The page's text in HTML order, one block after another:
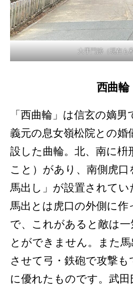
大手門跡（現在も
西曲輪
「西曲輪」は信玄の嫡男
義元の息女嶺松院との婚
設した曲輪。北、南に枡
こと）があり、南側虎
馬出し」が設置されてい
馬出とは虎口の外側に作
で、これがあると敵は一
とができません。また
させて弓・鉄砲で攻撃
に優れたものです。武田